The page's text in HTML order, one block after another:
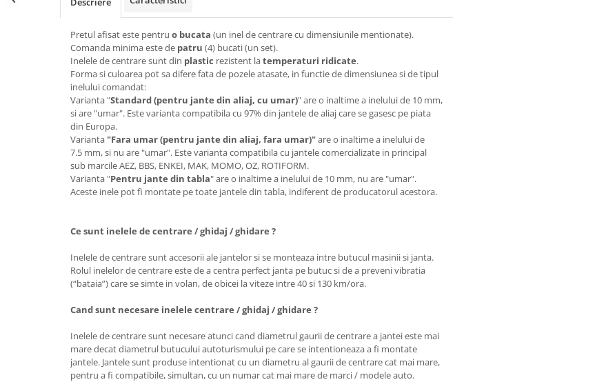
Pretul afisat este pentru o bucata (un inel de centrare cu dimensiunile mentionate).
Comanda minima este de patru (4) bucati (un set).
Inelele de centrare sunt din plastic rezistent latemperaturi ridicate.
Forma si culoarea pot sa difere fata de pozele atasate, in functie de dimensiunea si de tipul
inelului comandat:
Varianta "Standard (pentru jante din aliaj, cu umar)" are o inaltime a inelului de 10 mm,
si are "umar". Este varianta compatibila cu 97% din jantele de aliaj care se gasesc pe piata
din Europa.
Varianta "Fara umar (pentru jante din aliaj, fara umar)"are o inaltime a inelului de
7.5 mm, si nu are "umar". Este varianta compatibila cu jantele comercializate in principal
sub marcile AEZ, BBS, ENKEI, MAK, MOMO, OZ, ROTIFORM.
Varianta "Pentru jante din tabla" are o inaltime a inelului de 10 mm, nu are "umar".
Aceste inele pot fi montate pe toate jantele din tabla, indiferent de producatorul acestora.
Ce sunt inelele de centrare / ghidaj / ghidare ?
Inelele de centrare sunt accesorii ale jantelor si se monteaza intre butucul masinii si janta.
Rolul inelelor de centrare este de a centra perfect janta pe butuc si de a preveni vibratia
(“bataia”) care se simte in volan, de obicei la viteze intre 40 si 130 km/ora.
Cand sunt necesare inelele centrare / ghidaj / ghidare ?
Inelele de centrare sunt necesare atunci cand diametrul gaurii de centrare a jantei este mai
mare decat diametrul butucului autoturismului pe care se intentioneaza a fi montate
jantele. Jantele sunt produse intentionat cu un diametru al gaurii de centrare cat mai mare,
pentru a fi compatibile, simultan, cu un numar cat mai mare de marci / modele auto.